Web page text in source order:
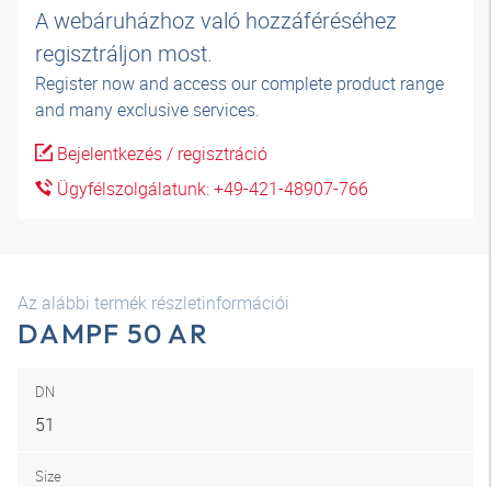
A webáruházhoz való hozzáféréséhez
regisztráljon most.
Register now and access our complete product range
and many exclusive services.
Bejelentkezés / regisztráció
Ügyfélszolgálatunk: +49-421-48907-766
Az alábbi termék részletinformációi
DAMPF 50 AR
DN
51
Size